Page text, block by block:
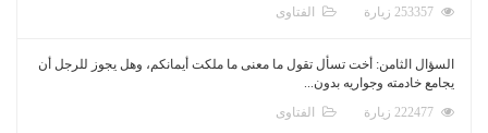
الفتاوى
السؤال الثامن: أخت تسأل تقول ما معنى ما ملكت أيمانكم، وهل يجوز للرجل أن
يجامع خادمته وجواريه بدون...
الفتاوى